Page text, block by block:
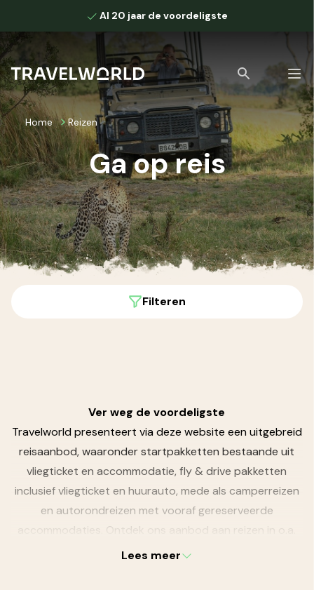
Al 20 jaar de voordeligste
Bekijk alle zoekresultaten
Home Reizen
Ga op reis
Filteren
Ver weg de voordeligste
Travelworld presenteert via deze website een uitgebreid
reisaanbod, waaronder startpakketten bestaande uit
vliegticket en accommodatie, fly & drive pakketten
inclusief vliegticket en huurauto, mede als camperreizen
en autorondreizen met vooraf gereserveerde
accommodaties. Ontdek ons aanbod aan reizen in o.a.
Australië
Lees meer